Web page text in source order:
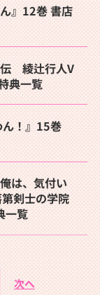
』12巻 書店
伝 綾辻行人V
典一覧
ん！』15巻
は、気付い
剣士の学院
一覧
次へ